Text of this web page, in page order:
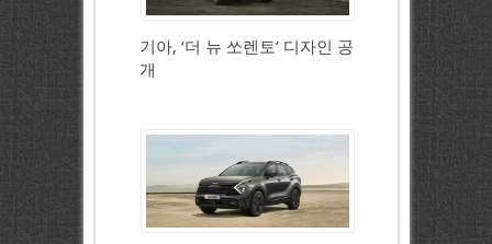
기아, ‘더 뉴 쏘렌토’ 디자인 공
개